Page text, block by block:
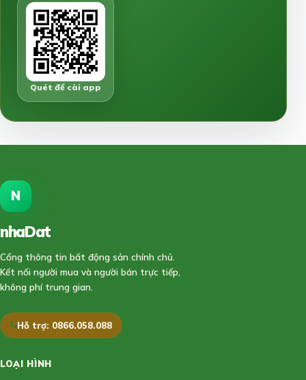
Quét để cài app
N
nhaDat
Cổng thông tin bất động sản chính chủ.
Kết nối người mua và người bán trực tiếp,
không phí trung gian.
Hỗ trợ: 0866.058.088
LOẠI HÌNH